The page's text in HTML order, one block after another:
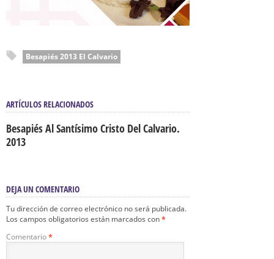
Besapiés 2013 El Calvario
ARTÍCULOS RELACIONADOS
Besapiés Al Santísimo Cristo Del Calvario.
2013
DEJA UN COMENTARIO
Tu dirección de correo electrónico no será publicada.
Los campos obligatorios están marcados con*
Comentario*